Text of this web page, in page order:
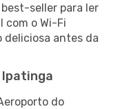
seller para ler
o Wi-Fi
antes da
do